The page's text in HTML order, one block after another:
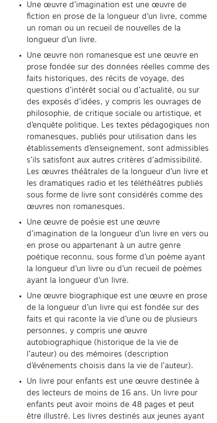
Une œuvre d’imagination est une œuvre de
fiction en prose de la longueur d’un livre, comme
un roman ou un recueil de nouvelles de la
longueur d’un livre.
Une œuvre non romanesque est une œuvre en
prose fondée sur des données réelles comme des
faits historiques, des récits de voyage, des
questions d’intérêt social ou d’actualité, ou sur
des exposés d’idées, y compris les ouvrages de
philosophie, de critique sociale ou artistique, et
d’enquête politique. Les textes pédagogiques non
romanesques, publiés pour utilisation dans les
établissements d’enseignement, sont admissibles
s’ils satisfont aux autres critères d’admissibilité.
Les œuvres théâtrales de la longueur d’un livre et
les dramatiques radio et les téléthéâtres publiés
sous forme de livre sont considérés comme des
œuvres non romanesques.
Une œuvre de poésie est une œuvre
d’imagination de la longueur d’un livre en vers ou
en prose ou appartenant à un autre genre
poétique reconnu, sous forme d’un poème ayant
la longueur d’un livre ou d’un recueil de poèmes
ayant la longueur d’un livre.
Une œuvre biographique est une œuvre en prose
de la longueur d’un livre qui est fondée sur des
faits et qui raconte la vie d’une ou de plusieurs
personnes, y compris une œuvre
autobiographique (historique de la vie de
l’auteur) ou des mémoires (description
d’événements choisis dans la vie de l’auteur).
Un livre pour enfants est une œuvre destinée à
des lecteurs de moins de 16 ans. Un livre pour
enfants peut avoir moins de 48 pages et peut
être illustré. Les livres destinés aux jeunes ayant